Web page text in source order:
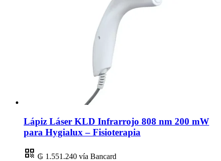
Lápiz Láser KLD Infrarrojo 808 nm 200 mW
para Hygialux – Fisioterapia
₲ 1.551.240 vía Bancard